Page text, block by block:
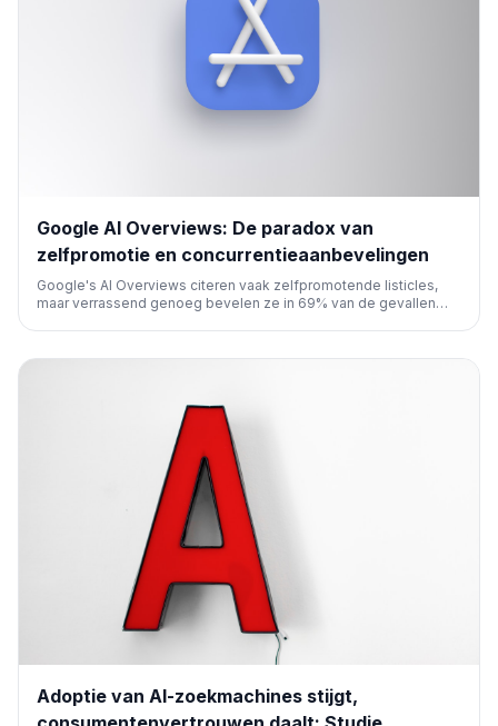
Google AI Overviews: De paradox van
zelfpromotie en concurrentieaanbevelingen
Google's AI Overviews citeren vaak zelfpromotende listicles,
maar verrassend genoeg bevelen ze in 69% van de gevallen
SEO-strategieën en contentcreatie.
Adoptie van AI-zoekmachines stijgt,